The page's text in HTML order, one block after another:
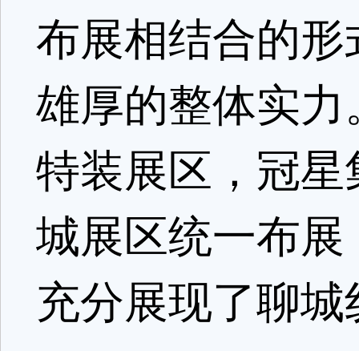
布展相结合的
雄厚的整体实
特装展区，冠
城展区统一布
充分展现了聊